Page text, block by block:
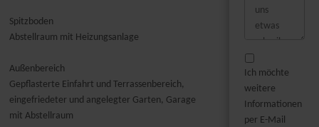
Spitzboden
Abstellraum mit Heizungsanlage
Außenbereich
Gepflasterte Einfahrt und Terrassenbereich,
eingefriedeter und angelegter Garten, Garage
mit Abstellraum
Ich möchte
weitere
Informationen
per E-Mail